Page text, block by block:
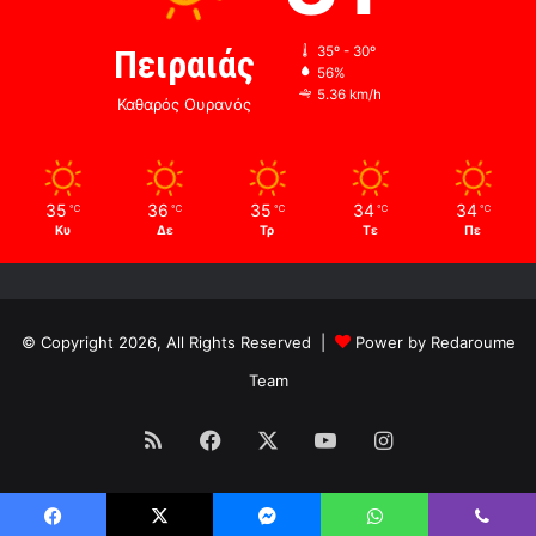
Πειραιάς
Καθαρός Ουρανός
35º - 30º
56%
5.36 km/h
35 ℃
Κυ
36 ℃
Δε
35 ℃
Τρ
34 ℃
Τε
34 ℃
Πε
© Copyright 2026, All Rights Reserved |
Power by Redaroume
Team
RSS Facebook YouTubeInstagram